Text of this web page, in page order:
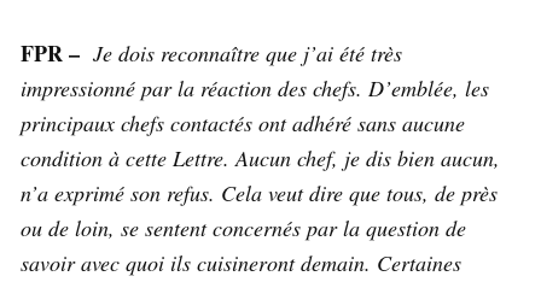
FPR – Je dois reconnaître que j’ai été très
impressionné par la réaction des chefs. D’emblée, les
principaux chefs contactés ont adhéré sans aucune
condition à cette Lettre. Aucun chef, je dis bien aucun,
n’a exprimé son refus. Cela veut dire que tous, de près
ou de loin, se sentent concernés par la question de
savoir avec quoi ils cuisineront demain. Certaines